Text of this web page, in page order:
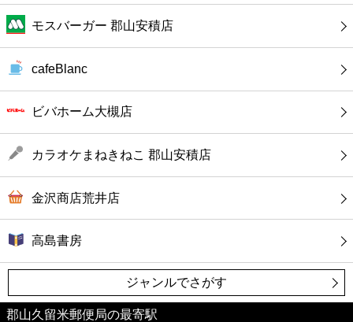
病院
ホテル
モスバーガー 郡山安積店
cafeBlanc
ビバホーム大槻店
カラオケまねきねこ 郡山安積店
金沢商店荒井店
高島書房
ジャンルでさがす
郡山久留米郵便局の最寄駅